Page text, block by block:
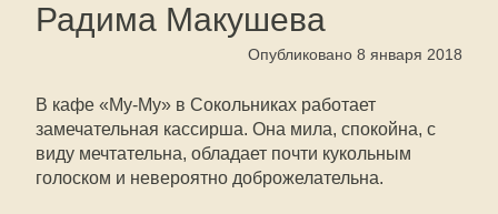
Радима Макушева
Опубликовано 8 января 2018
В кафе «Му-Му» в Сокольниках работает
замечательная кассирша. Она мила, спокойна, с
виду мечтательна, обладает почти кукольным
голоском и невероятно доброжелательна.